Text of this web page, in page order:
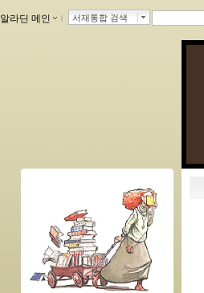
알라딘 메인 서재통합 검색